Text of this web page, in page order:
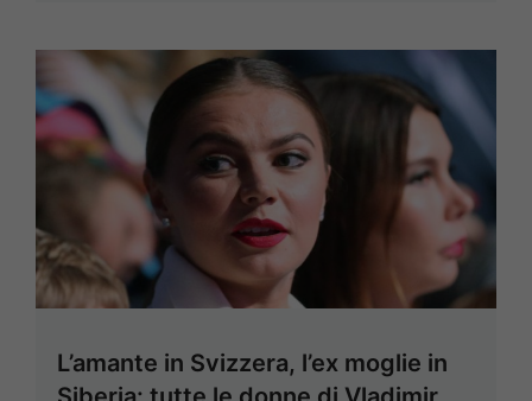
L’amante in Svizzera, l’ex moglie in